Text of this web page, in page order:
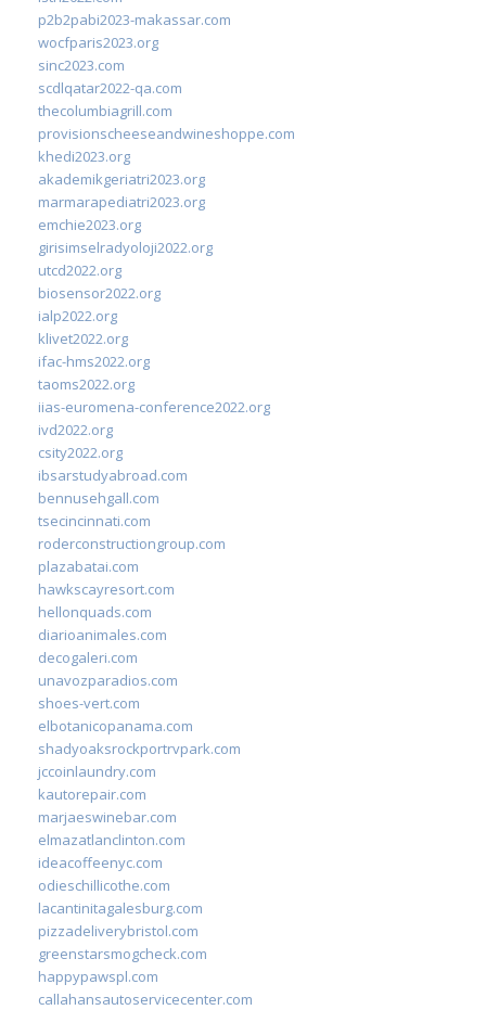
p2b2pabi2023-makassar.com
wocfparis2023.org
sinc2023.com
scdlqatar2022-qa.com
thecolumbiagrill.com
provisionscheeseandwineshoppe.com
khedi2023.org
akademikgeriatri2023.org
marmarapediatri2023.org
emchie2023.org
girisimselradyoloji2022.org
utcd2022.org
biosensor2022.org
ialp2022.org
klivet2022.org
ifac-hms2022.org
taoms2022.org
iias-euromena-conference2022.org
ivd2022.org
csity2022.org
ibsarstudyabroad.com
bennusehgall.com
tsecincinnati.com
roderconstructiongroup.com
plazabatai.com
hawkscayresort.com
hellonquads.com
diarioanimales.com
decogaleri.com
unavozparadios.com
shoes-vert.com
elbotanicopanama.com
shadyoaksrockportrvpark.com
jccoinlaundry.com
kautorepair.com
marjaeswinebar.com
elmazatlanclinton.com
ideacoffeenyc.com
odieschillicothe.com
lacantinitagalesburg.com
pizzadeliverybristol.com
greenstarsmogcheck.com
happypawspl.com
callahansautoservicecenter.com